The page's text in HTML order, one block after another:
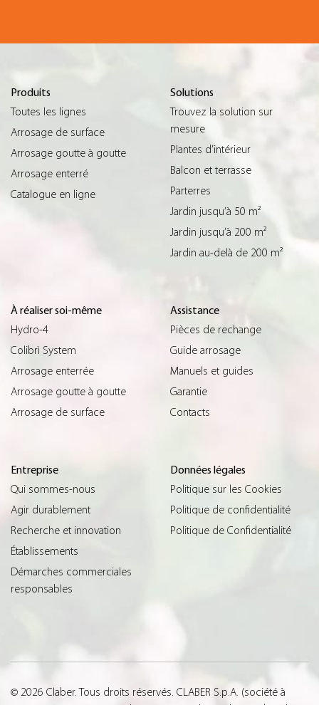
Produits
Toutes les lignes
Arrosage de surface
Arrosage goutte à goutte
Arrosage enterré
Catalogue en ligne
Solutions
Trouvez la solution sur
mesure
Plantes d’intérieur
Balcon et terrasse
Parterres
Jardin jusqu’à 50 m²
Jardin jusqu’à 200 m²
Jardin au-delà de 200 m²
À réaliser soi-même
Hydro-4
Colibrì System
Arrosage enterrée
Arrosage goutte à goutte
Arrosage de surface
Assistance
Pièces de rechange
Guide arrosage
Manuels et guides
Garantie
Contacts
Entreprise
Qui sommes-nous
Agir durablement
Recherche et innovation
Établissements
Démarches commerciales
responsables
Données légales
Politique sur les Cookies
Politique de confidentialité
Politique de Confidentialité
© 2026 Claber. Tous droits réservés. CLABER S.p.A. (société à